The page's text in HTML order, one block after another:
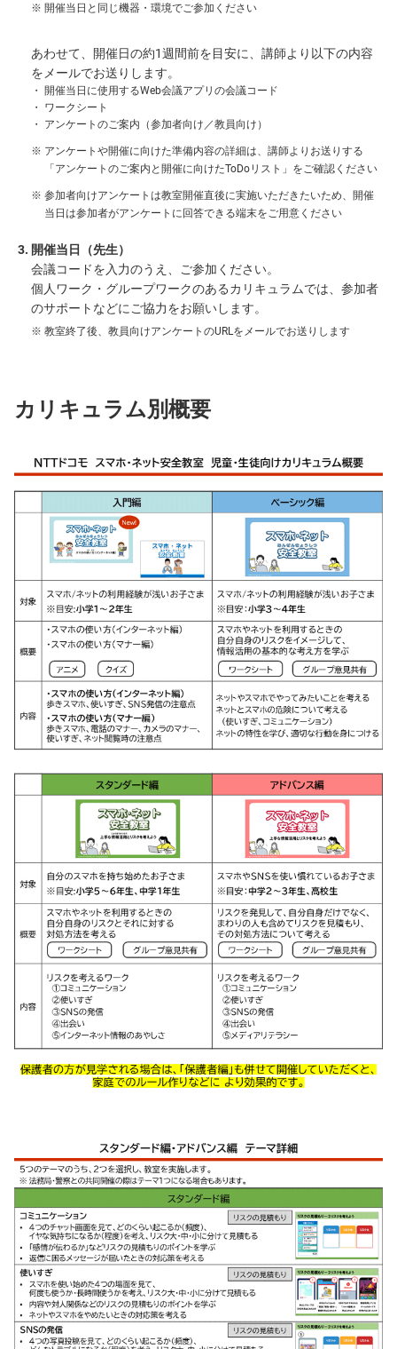
開催当日と同じ機器・環境でご参加ください
あわせて、開催日の約1週間前を目安に、講師より以下の内容
をメールでお送りします。
開催当日に使用するWeb会議アプリの会議コード
ワークシート
アンケートのご案内（参加者向け／教員向け）
アンケートや開催に向けた準備内容の詳細は、講師よりお送りする
「アンケートのご案内と開催に向けたToDoリスト」をご確認ください
参加者向けアンケートは教室開催直後に実施いただきたいため、開催
当日は参加者がアンケートに回答できる端末をご用意ください
開催当日（先生）
会議コードを入力のうえ、ご参加ください。
個人ワーク・グループワークのあるカリキュラムでは、参加者
のサポートなどにご協力をお願いします。
教室終了後、教員向けアンケートのURLをメールでお送りします
カリキュラム別概要